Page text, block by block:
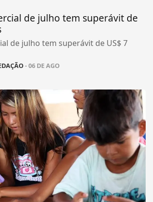
de julho tem superávit de
de julho tem superávit de US$ 7
- 06 DE AGO